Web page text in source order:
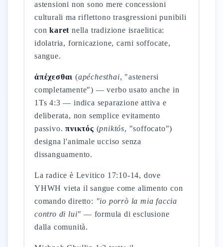
astensioni non sono mere concessioni
culturali ma riflettono trasgressioni punibili
conkaret nella tradizione israelitica:
idolatria, fornicazione, carni soffocate,
sangue.
ἀπέχεσθαι (apéchesthai, "astenersi
completamente") — verbo usato anche in
1Ts 4:3 — indica separazione attiva e
deliberata, non semplice evitamento
passivo.πνικτός (pniktós, "soffocato")
designa l'animale ucciso senza
dissanguamento.
La radice è Levitico 17:10-14, dove
YHWH vieta il sangue come alimento con
comando diretto: "io porrò la mia faccia
contro di lui" — formula di esclusione
dalla comunità.